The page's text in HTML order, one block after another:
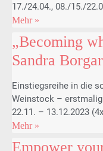
17./24.04., 08./15./
Mehr »
„Becoming
Sandra
Einstiegsreihe in die
Weinstock –
22.11. – 13.12.2023
Mehr »
Empower